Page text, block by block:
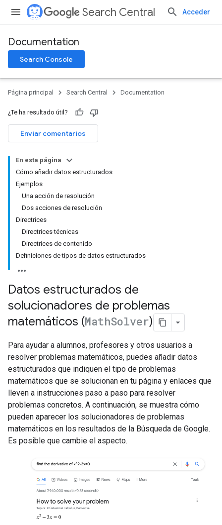
Search Central Acceder
Documentation
Search Console
Página principal Search Central Documentation
¿Te ha resultado útil?
Enviar comentarios
En esta página
Cómo añadir datos estructurados
Ejemplos
Una acción de resolución
Dos acciones de resolución
Directrices
Directrices técnicas
Directrices de contenido
Definiciones de tipos de datos estructurados
Datos estructurados de
solucionadores de problemas
matemáticos (MathSolver)
Para ayudar a alumnos, profesores y otros usuarios a
resolver problemas matemáticos, puedes añadir datos
estructurados que indiquen el tipo de problemas
matemáticos que se solucionan en tu página y enlaces que
lleven a instrucciones paso a paso para resolver
problemas concretos. A continuación, se muestra cómo
pueden aparecer los solucionadores de problemas
matemáticos en los resultados de la Búsqueda de Google.
Es posible que cambie el aspecto.